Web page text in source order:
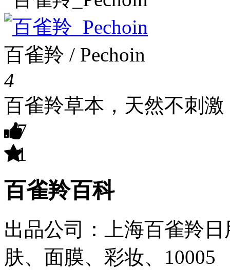
百雀羚 / Pechoin
4
百雀羚草本，天然不刺激
7
1
百雀羚百科
出品公司：上海百雀羚
肤、面膜、彩妆、10005